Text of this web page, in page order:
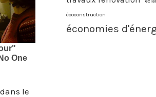
le
écoconstruction
économies